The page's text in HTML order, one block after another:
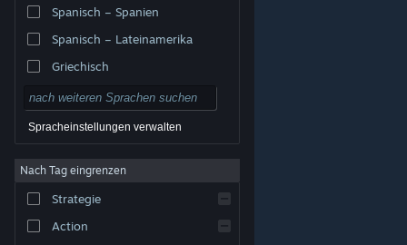
© Valve Corporation. Alle Rechte vorbehalten. Alle
USA und anderen Ländern.
Rechtliches
Barrierefreiheit
Nutzungsvertrag
Spanisch – Spanien
Spanisch – Lateinamerika
Griechisch
Spracheinstellungen verwalten
Nach Tag eingrenzen
Strategie
Action